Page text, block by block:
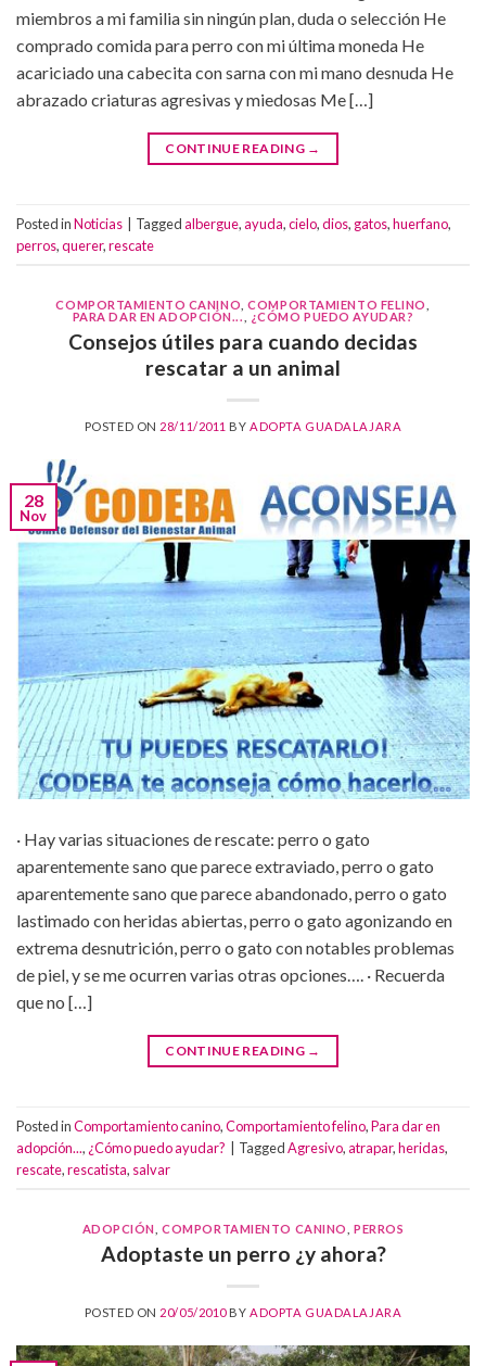
miembros a mi familia sin ningún plan, duda o selección He
comprado comida para perro con mi última moneda He
acariciado una cabecita con sarna con mi mano desnuda He
abrazado criaturas agresivas y miedosas Me […]
CONTINUE READING →
Posted inNoticias | Taggedalbergue,ayuda,cielo,dios, gatos,huerfano,
perros,querer,rescate
COMPORTAMIENTO CANINO ,COMPORTAMIENTO FELINO
PARA DAR EN ADOPCIÓN...
¿CÓMO PUEDO AYUDAR?
Consejos útiles para cuando decidas
rescatar a un animal
POSTED ON 28/11/2011 BYADOPTA GUADALAJARA
28
Nov
· Hay varias situaciones de rescate: perro o gato
aparentemente sano que parece extraviado, perro o gato
aparentemente sano que parece abandonado, perro o gato
lastimado con heridas abiertas, perro o gato agonizando en
extrema desnutrición, perro o gato con notables problemas
de piel, y se me ocurren varias otras opciones…. · Recuerda
que no […]
CONTINUE READING →
Posted inComportamiento canino,Comportamiento felino,Para dar en
adopción..., ¿Cómo puedo ayudar? TaggedAgresivo,atrapar,heridas,
rescate,rescatista, salvar
ADOPCIÓN ,COMPORTAMIENTO CANINO ,PERROS
Adoptaste un perro ¿y ahora?
POSTED ON 20/05/2010BYADOPTA GUADALAJARA